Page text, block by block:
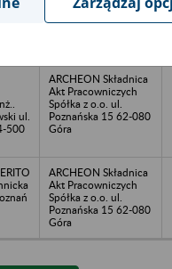
Akt Pracowniczych
Spółka z o.o. ul.
ul.
500
ARCHEON Składnica
Akt Pracowniczych
Spółka z o.o. ul.
Poznańska 15 62-080
Góra
ARCHEON Składnica
Akt Pracowniczych
Spółka z o.o. ul.
Poznańska 15 62-080
Góra